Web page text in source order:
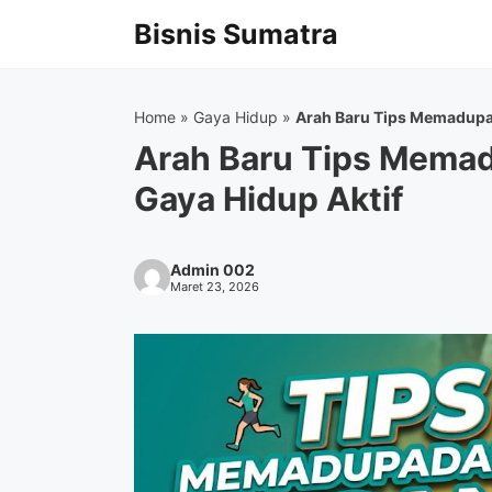
Bisnis Sumatra
Home » Gaya Hidup » Arah Baru Tips
Arah Baru Tips
Gaya Hidup Aktif
Admin 002
Maret 23, 2026